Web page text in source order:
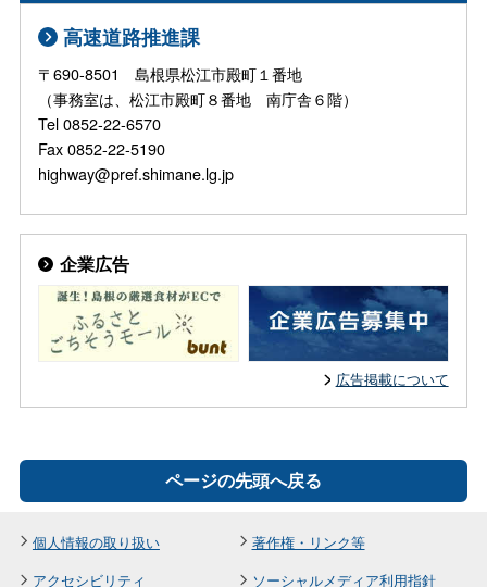
高速道路推進課
〒690-8501 島根県松江市殿町１番地
（事務室は、松江市殿町８番地 南庁舎６階）
Tel 0852-22-6570
Fax 0852-22-5190
highway@pref.shimane.lg.jp
企業広告
広告掲載について
ページの先頭へ戻る
個人情報の取り扱い
著作権・リンク等
アクセシビリティ
ソーシャルメディア利用指針